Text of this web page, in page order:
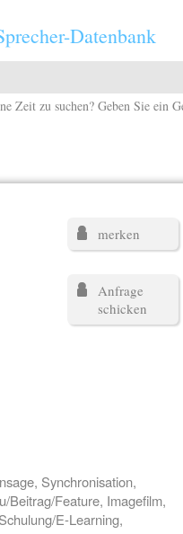
Datenbank
Zeit zu suchen? Geben Sie ein
merken
Anfrage
schicken
Synchronisation,
Beitrag/Feature, Imagefilm,
E-Learning,